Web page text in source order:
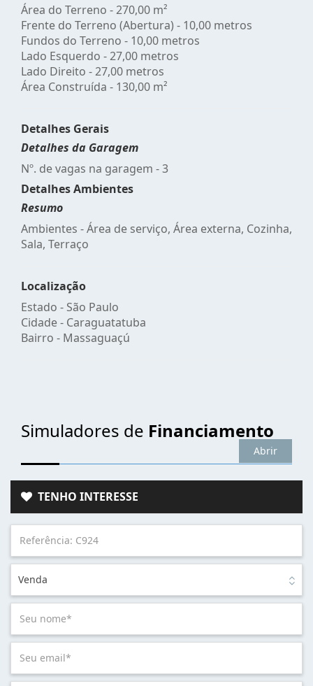
Área do Terreno - 270,00 m²
Frente do Terreno (Abertura) - 10,00 metros
Fundos do Terreno - 10,00 metros
Lado Esquerdo - 27,00 metros
Lado Direito - 27,00 metros
Área Construída - 130,00 m²
Detalhes Gerais
Detalhes da Garagem
Nº. de vagas na garagem - 3
Detalhes Ambientes
Resumo
Ambientes - Área de serviço, Área externa, Cozinha,
Sala, Terraço
Localização
Estado - São Paulo
Cidade - Caraguatatuba
Bairro - Massaguaçú
Simuladores de Financiamento
Abrir
TENHO INTERESSE
Venda